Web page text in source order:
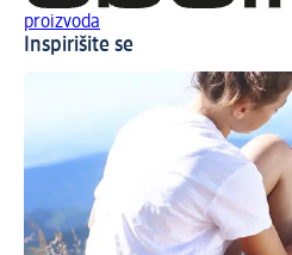
proizvoda
Inspirišite se